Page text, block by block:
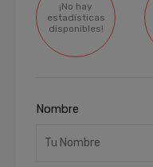
¡No hay
estadísticas
disponibles!
Nombre